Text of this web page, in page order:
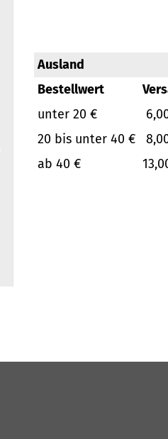
Ausland
Bestellwert
unter 20 €
20 bis unter 40 €
ab 40 €